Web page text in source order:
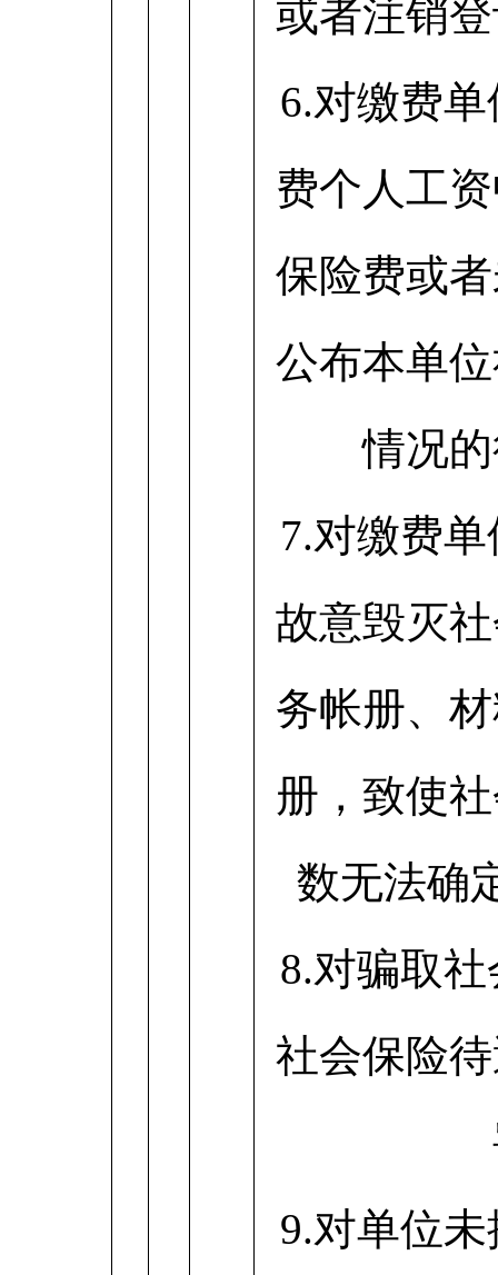
或者注销
6.对缴费
费个人工
保险费或
公布本单
情况
7.对缴费
故意毁灭
务帐册、
册，致使
数无法确
8.对骗取
社会保险
9.对单位